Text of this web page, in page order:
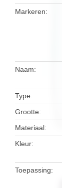
Markeren
Naam
Type
Grootte
Materiaal
Kleur
Toepassing